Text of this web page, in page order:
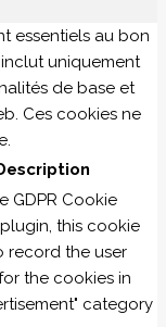
essentiels au bon
uniquement
de base et
Ces cookies ne
GDPR Cookie
this cookie
record the user
the cookies in
category